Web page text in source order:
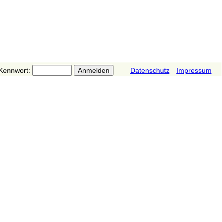
Datenschutz Impressum